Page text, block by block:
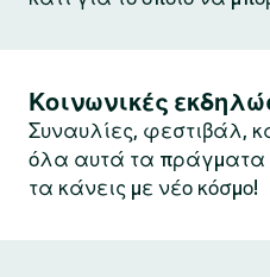
Κοινωνικές
Συναυλίες, φεστιβάλ,
όλα αυτά τα πράγματα
τα κάνεις με νέο κόσμο!